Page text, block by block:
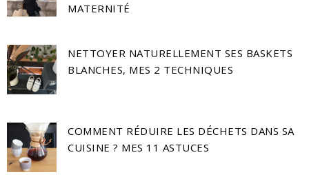
MATERNITÉ
NETTOYER NATURELLEMENT SES BASKETS
BLANCHES, MES 2 TECHNIQUES
COMMENT RÉDUIRE LES DÉCHETS DANS SA
CUISINE ? MES 11 ASTUCES